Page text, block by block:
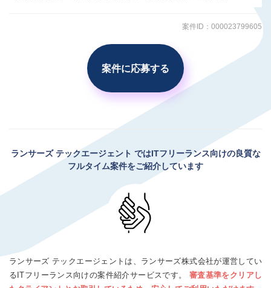
案件ID：000023799605
案件に応募する
ランサーズ テックエージェント ではITフリーランス向けの良質な
フルタイム案件をご紹介しています
ランサーズ テックエージェントは、ランサーズ株式会社が運営してい
るITフリーランス向けの案件紹介サービスです。 審査基準をクリアし